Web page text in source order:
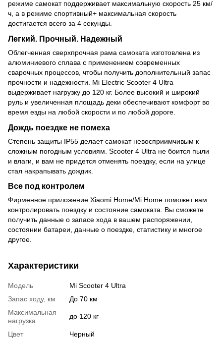
режиме самокат поддерживает максимальную скорость 25 км/
ч, а в режиме спортивный+ максимальная скорость
достигается всего за 4 секунды.
Легкий. Прочный. Надежный
Облегченная сверхпрочная рама самоката изготовлена из
алюминиевого сплава с применением современных
сварочных процессов, чтобы получить дополнительный запас
прочности и надежности. Mi Electric Scooter 4 Ultra
выдерживает нагрузку до 120 кг. Более высокий и широкий
руль и увеличенная площадь деки обеспечивают комфорт во
время езды на любой скорости и по любой дороге.
Дождь поездке не помеха
Степень защиты IP55 делает самокат невосприимчивым к
сложным погодным условиям. Scooter 4 Ultra не боится пыли
и влаги, и вам не придется отменять поездку, если на улице
стал накрапывать дождик.
Все под контролем
Фирменное приложение Xiaomi Home/Mi Home поможет вам
контролировать поездку и состояние самоката. Вы сможете
получить данные о запасе хода в вашем распоряжении,
состоянии батареи, данные о поездке, статистику и многое
другое.
Характеристики
Модель
Mi Scooter 4 Ultra
Запас ходу, км
До 70 км
Максимальная
нагрузка
до 120 кг
Цвет Черный